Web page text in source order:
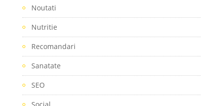
Noutati
Nutritie
Recomandari
Sanatate
SEO